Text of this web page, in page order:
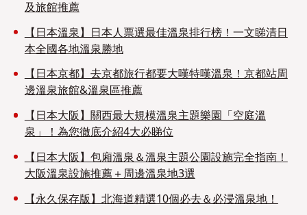
及旅館推薦
【日本溫泉】日本人票選最佳溫泉排行榜！一文睇清日
本全國各地溫泉勝地
【日本京都】去京都旅行都要大嘆特嘆溫泉！京都站周
邊溫泉旅館&溫泉區推薦
【日本大阪】關西最大規模溫泉主題樂園「空庭溫
泉」！為您徹底介紹4大必睇位
【日本大阪】包廂溫泉＆溫泉主題公園設施完全指南！
大阪溫泉設施推薦＋周邊溫泉地3選
【永久保存版】北海道精選10個必去＆必浸溫泉地！